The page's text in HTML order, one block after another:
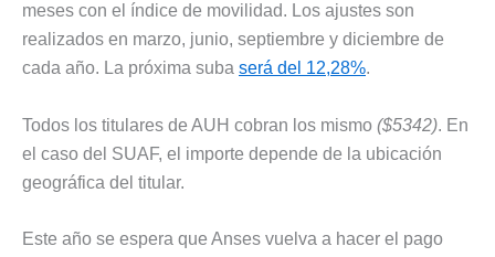
meses con el índice de movilidad. Los ajustes son
realizados en marzo, junio, septiembre y diciembre de
cada año. La próxima suba será del 12,28%.
Todos los titulares de AUH cobran los mismo ($5342). En
el caso del SUAF, el importe depende de la ubicación
geográfica del titular.
Este año se espera que Anses vuelva a hacer el pago